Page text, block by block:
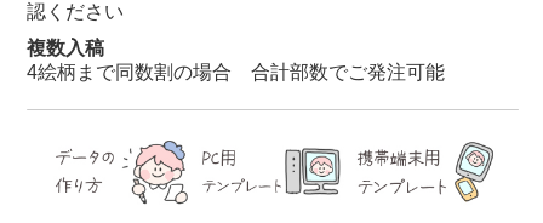
認ください
複数入稿
4絵柄まで同数割の場合 合計部数でご発注可能